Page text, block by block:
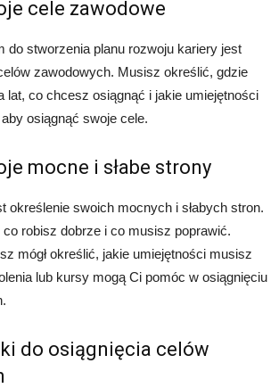
cele zawodowe
do stworzenia planu rozwoju kariery jest
zawodowych. Musisz określić, gdzie
lat, co chcesz osiągnąć i jakie umiejętności
osiągnąć swoje cele.
mocne i słabe strony
określenie swoich mocnych i słabych stron.
robisz dobrze i co musisz poprawić.
mógł określić, jakie umiejętności musisz
lub kursy mogą Ci pomóc w osiągnięciu
do osiągnięcia celów